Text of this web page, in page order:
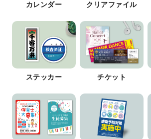
カレンダー クリアファイル
ステッカー チケット